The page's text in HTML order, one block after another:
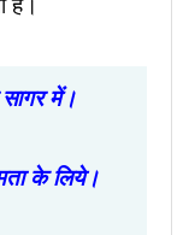
सागर में।
के लिये।